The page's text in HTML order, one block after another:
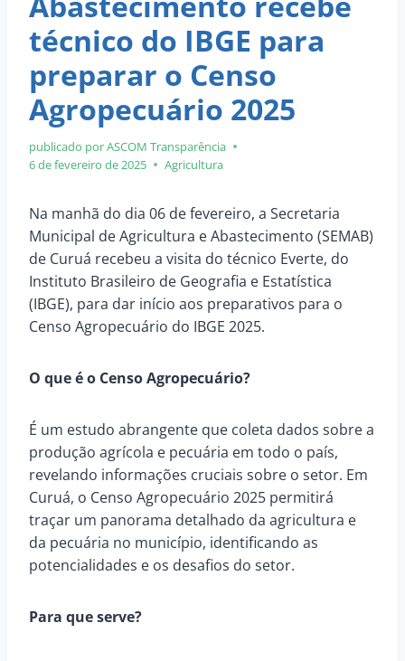
técnico do IBGE para
preparar o Censo
Agropecuário 2025
publicado por ASCOM Transparência
6 de fevereiro de 2025
Agricultura
Na manhã do dia 06 de fevereiro, a Secretaria
Municipal de Agricultura e Abastecimento (SEMAB)
de Curuá recebeu a visita do técnico Everte, do
Instituto Brasileiro de Geografia e Estatística
(IBGE), para dar início aos preparativos para o
Censo Agropecuário do IBGE 2025.
O que é o Censo Agropecuário?
É um estudo abrangente que coleta dados sobre a
produção agrícola e pecuária em todo o país,
revelando informações cruciais sobre o setor. Em
Curuá, o Censo Agropecuário 2025 permitirá
traçar um panorama detalhado da agricultura e
da pecuária no município, identificando as
potencialidades e os desafios do setor.
Para que serve?